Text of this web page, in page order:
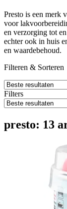
Presto is een merk
voor
en verzorging tot
echter ook in huis
en waardebehoud.
Filteren & Sorteren
Filters
presto: 13